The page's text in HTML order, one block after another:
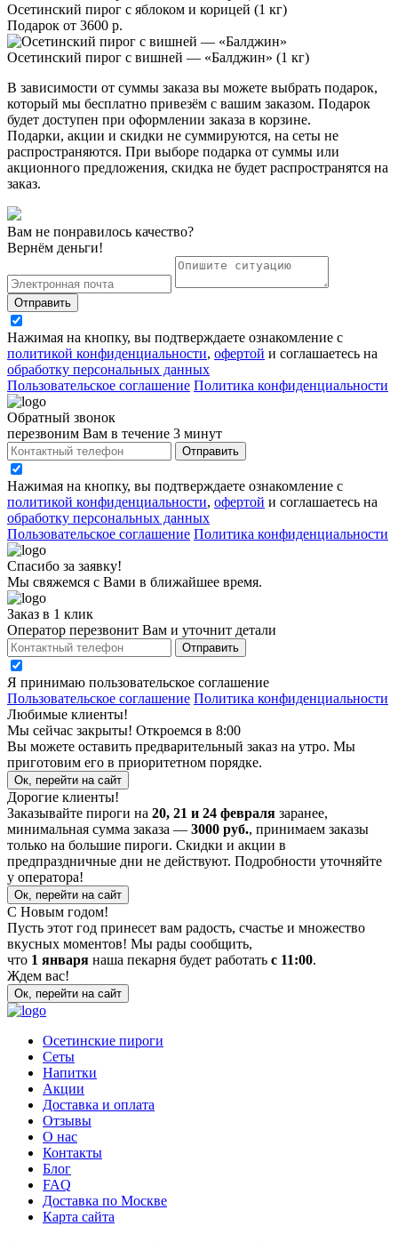
Осетинский пирог с яблоком и корицей (1 кг)
Подарок от 3600 р.
Осетинский пирог с вишней — «Балджин» (1 кг)
В зависимости от суммы заказа вы можете выбрать подарок,
который мы бесплатно привезём с вашим заказом. Подарок
будет доступен при оформлении заказа в корзине.
Подарки, акции и скидки не суммируются, на сеты не
распространяются. При выборе подарка от суммы или
акционного предложения, скидка не будет распространятся на
заказ.
Вам не понравилось качество?
Вернём деньги!
Отправить
Нажимая на кнопку, вы подтверждаете ознакомление с
политикой конфиденциальности, офертой и соглашаетесь на
обработку персональных данных
Пользовательское соглашение Политика конфиденциальности
Обратный звонок
перезвоним Вам в течение 3 минут
Отправить
Нажимая на кнопку, вы подтверждаете ознакомление с
политикой конфиденциальности, офертой и соглашаетесь на
обработку персональных данных
Пользовательское соглашение Политика конфиденциальности
Спасибо за заявку!
Мы свяжемся с Вами в ближайшее время.
Заказ в 1 клик
Оператор перезвонит Вам и уточнит детали
Отправить
Я принимаю пользовательское соглашение
Пользовательское соглашение Политика конфиденциальности
Любимые клиенты!
Мы сейчас закрыты! Откроемся в 8:00
Вы можете оставить предварительный заказ на утро. Мы
приготовим его в приоритетном порядке.
Ок, перейти на сайт
Дорогие клиенты!
Заказывайте пироги на 20, 21 и 24 февраля заранее,
минимальная сумма заказа — 3000 руб., принимаем заказы
только на большие пироги. Скидки и акции в
предпраздничные дни не действуют. Подробности уточняйте
у оператора!
Ок, перейти на сайт
С Новым годом!
Пусть этот год принесет вам радость, счастье и множество
вкусных моментов! Мы рады сообщить,
что 1 января наша пекарня будет работать с 11:00.
Ждем вас!
Ок, перейти на сайт
Осетинские пироги
Сеты
Напитки
Акции
Доставка и оплата
Отзывы
О нас
Контакты
Блог
FAQ
Доставка по Москве
Карта сайта